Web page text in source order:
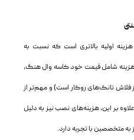
اولیه بالاتری است که نسبت به
هزینه شامل قیمت خود کاسه وال هنگ،
فلاش تانک‌های روکار است) و مهم‌تر از
بر این، هزینه‌های نصب نیز به دلیل
به متخصصین با تجربه دارد.